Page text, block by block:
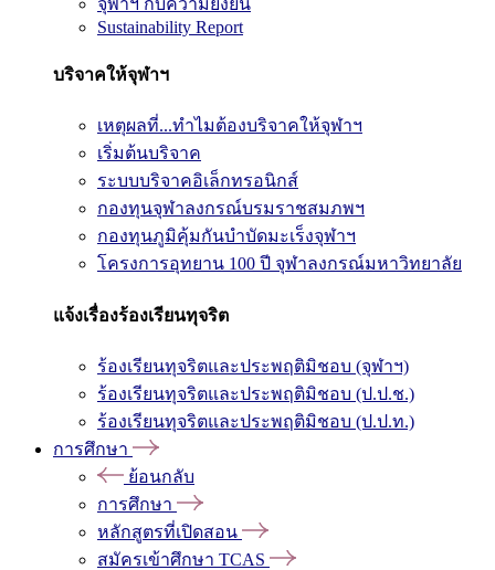
Sustainability Report
บริจาคให้จุฬาฯ
เหตุผลที่...ทำไมต้องบริจาคให้จุฬาฯ
เริ่มต้นบริจาค
ระบบบริจาคอิเล็กทรอนิกส์
กองทุนจุฬาลงกรณ์บรมราชสมภพฯ
กองทุนภูมิคุ้มกันบำบัดมะเร็งจุฬาฯ
โครงการอุทยาน 100 ปี จุฬาลงกรณ์มหาวิทยาลัย
แจ้งเรื่องร้องเรียนทุจริต
ร้องเรียนทุจริตและประพฤติมิชอบ (จุฬาฯ)
ร้องเรียนทุจริตและประพฤติมิชอบ (ป.ป.ช.)
ร้องเรียนทุจริตและประพฤติมิชอบ (ป.ป.ท.)
การศึกษา
ย้อนกลับ
การศึกษา
หลักสูตรที่เปิดสอน
สมัครเข้าศึกษา TCAS